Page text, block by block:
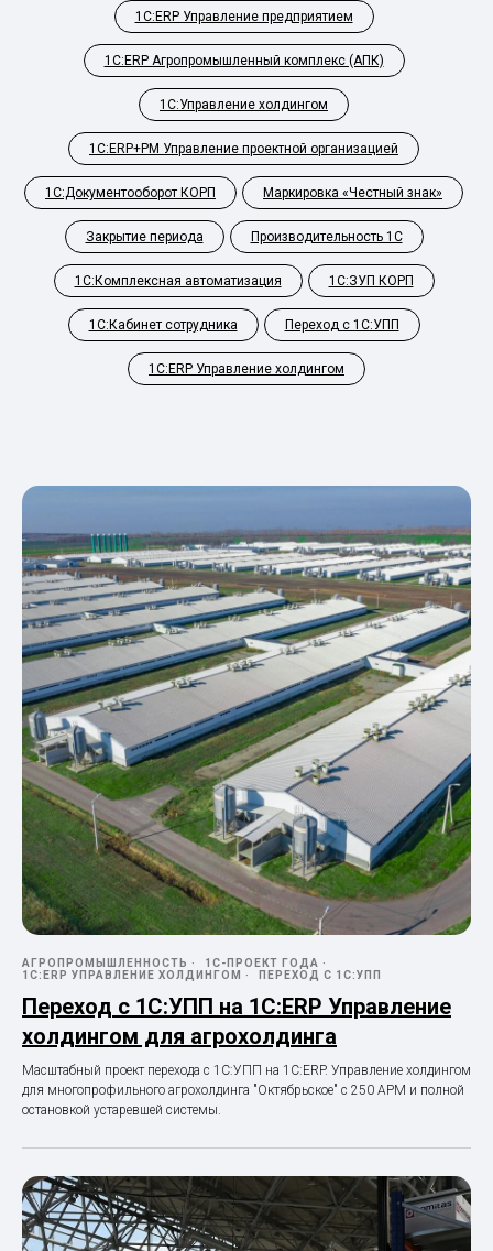
1С:ERP Управление предприятием
1С:ERP Агропромышленный комплекс (АПК)
1С:Управление холдингом
1С:ERP+PM Управление проектной организацией
1С:Документооборот КОРП Маркировка «Честный знак»
Закрытие периода Производительность 1С
1С:Комплексная автоматизация 1С:ЗУП КОРП
1С:Кабинет сотрудника Переход с 1С:УПП
1С:ERP Управление холдингом
АГРОПРОМЫШЛЕННОСТЬ
1С-ПРОЕКТ ГОДА
1С:ERP УПРАВЛЕНИЕ ХОЛДИНГОМ
ПЕРЕХОД С 1С:УПП
Переход с 1С:УПП на 1С:ERP Управление
холдингом для агрохолдинга
Масштабный проект перехода с 1С:УПП на 1С:ERP. Управление холдингом
для многопрофильного агрохолдинга "Октябрьское" с 250 АРМ и полной
остановкой устаревшей системы.